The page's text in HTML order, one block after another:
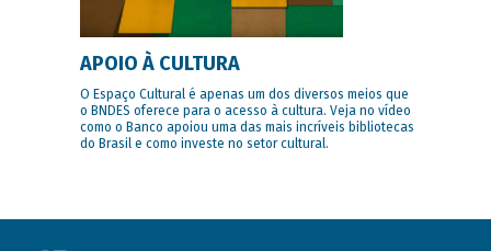
APOIO À CULTURA
O Espaço Cultural é apenas um dos diversos meios que
o BNDES oferece para o acesso à cultura. Veja no vídeo
como o Banco apoiou uma das mais incríveis bibliotecas
do Brasil e como investe no setor cultural.